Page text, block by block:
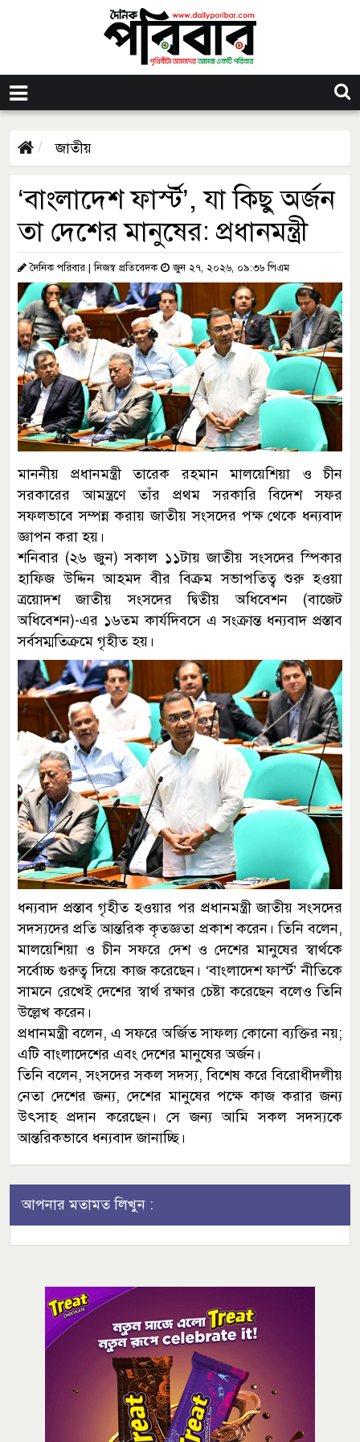
জাতীয়
‘বাংলাদেশ ফার্স্ট’, যা কিছু অর্জন
তা দেশের মানুষের: প্রধানমন্ত্রী
দৈনিক পরিবার | নিজস্ব প্রতিবেদক জুন ২৭, ২০২৬, ০৯:৩৬ পিএম
মাননীয় প্রধানমন্ত্রী তারেক রহমান মালয়েশিয়া ও চীন
সরকারের আমন্ত্রণে তাঁর প্রথম সরকারি বিদেশ সফর
সফলভাবে সম্পন্ন করায় জাতীয় সংসদের পক্ষ থেকে ধন্যবাদ
জ্ঞাপন করা হয়।
শনিবার (২৬ জুন) সকাল ১১টায় জাতীয় সংসদের স্পিকার
হাফিজ উদ্দিন আহমদ বীর বিক্রম সভাপতিত্ব শুরু হওয়া
ত্রয়োদশ জাতীয় সংসদের দ্বিতীয় অধিবেশন (বাজেট
অধিবেশন)-এর ১৬তম কার্যদিবসে এ সংক্রান্ত ধন্যবাদ প্রস্তাব
সর্বসম্মতিক্রমে গৃহীত হয়।
ধন্যবাদ প্রস্তাব গৃহীত হওয়ার পর প্রধানমন্ত্রী জাতীয় সংসদের
সদস্যদের প্রতি আন্তরিক কৃতজ্ঞতা প্রকাশ করেন। তিনি বলেন,
মালয়েশিয়া ও চীন সফরে দেশ ও দেশের মানুষের স্বার্থকে
সর্বোচ্চ গুরুত্ব দিয়ে কাজ করেছেন। ‘বাংলাদেশ ফার্স্ট’ নীতিকে
সামনে রেখেই দেশের স্বার্থ রক্ষার চেষ্টা করেছেন বলেও তিনি
উল্লেখ করেন।
প্রধানমন্ত্রী বলেন, এ সফরে অর্জিত সাফল্য কোনো ব্যক্তির নয়;
এটি বাংলাদেশের এবং দেশের মানুষের অর্জন।
তিনি বলেন, সংসদের সকল সদস্য, বিশেষ করে বিরোধীদলীয়
নেতা দেশের জন্য, দেশের মানুষের পক্ষে কাজ করার জন্য
উৎসাহ প্রদান করেছেন। সে জন্য আমি সকল সদস্যকে
আন্তরিকভাবে ধন্যবাদ জানাচ্ছি।
আপনার মতামত লিখুন :